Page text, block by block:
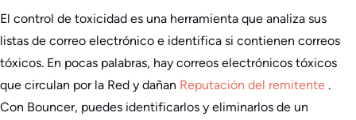
El control de toxicidad es una herramienta que analiza sus
listas de correo electrónico e identifica si contienen correos
tóxicos. En pocas palabras, hay correos electrónicos tóxicos
que circulan por la Red y dañan Reputación del remitente .
Con Bouncer, puedes identificarlos y eliminarlos de un